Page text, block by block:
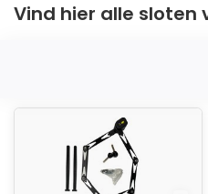
Vind hier alle sloten